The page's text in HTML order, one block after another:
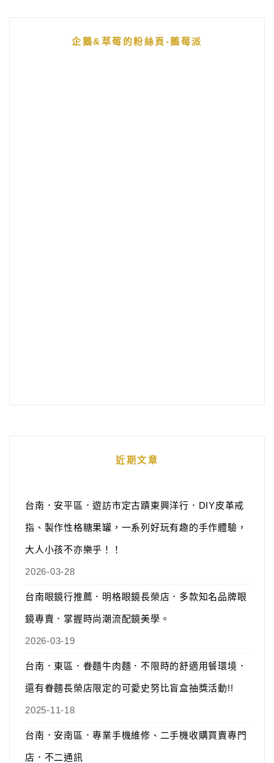
企鵝&草莓的粉絲頁-鵝莓派
近期文章
台南．安平區．遊訪市定古蹟東興洋行．DIY皮革戒
指、製作性格糖果罐，一系列好玩有趣的手作體驗，
大人小孩不亦樂乎！！
2026-03-28
台南眼鏡行推薦．明格眼鏡長榮店．多款知名品牌眼
鏡專賣．掌握時尚潮流配鏡美學。
2026-03-19
台南．東區．眷麵牛肉麵．不限時的舒適用餐環境．
還有眷麵長榮店限定的可愛史努比盲盒抽獎活動!!
2025-11-18
台南．安南區．專業手機維修、二手機收購買賣專門
店．不二通訊